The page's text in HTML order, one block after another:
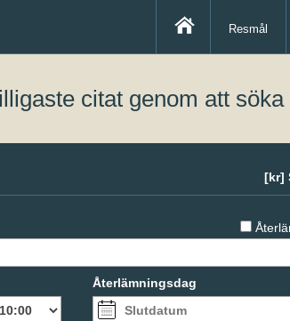
Resmål
citat genom att
Återlämningsdag